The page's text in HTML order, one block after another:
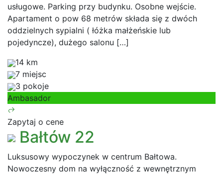
usługowe. Parking przy budynku. Osobne wejście.
Apartament o pow 68 metrów składa się z dwóch
oddzielnych sypialni ( łóżka małżeńskie lub
pojedyncze), dużego salonu […]
14 km
7 miejsc
3 pokoje
Ambasador
Zapytaj o cene
Bałtów 22
Luksusowy wypoczynek w centrum Bałtowa.
Nowoczesny dom na wyłączność z wewnętrznym